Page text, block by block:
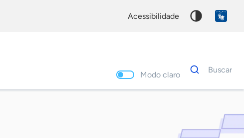
acessibilidade
Modo claro
Dados
para
Buscar